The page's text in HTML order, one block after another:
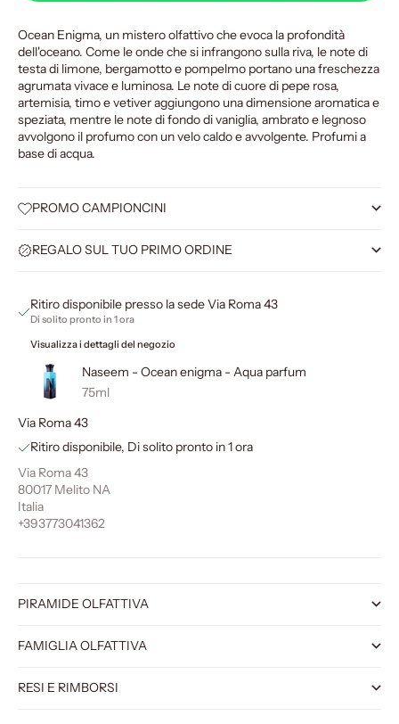
Ocean Enigma, un mistero olfattivo che evoca la profondità
dell'oceano. Come le onde che si infrangono sulla riva, le note di
testa di limone, bergamotto e pompelmo portano una freschezza
agrumata vivace e luminosa. Le note di cuore di pepe rosa,
artemisia, timo e vetiver aggiungono una dimensione aromatica e
speziata, mentre le note di fondo di vaniglia, ambrato e legnoso
avvolgono il profumo con un velo caldo e avvolgente. Profumi a
base di acqua.
PROMO CAMPIONCINI
REGALO SUL TUO PRIMO ORDINE
Ritiro disponibile presso la sede Via Roma 43
Di solito pronto in 1 ora
Visualizza i dettagli del negozio
Naseem - Ocean enigma - Aqua parfum
75ml
Via Roma 43
Ritiro disponibile, Di solito pronto in 1 ora
Via Roma 43
80017 Melito NA
Italia
+393773041362
PIRAMIDE OLFATTIVA
FAMIGLIA OLFATTIVA
RESI E RIMBORSI